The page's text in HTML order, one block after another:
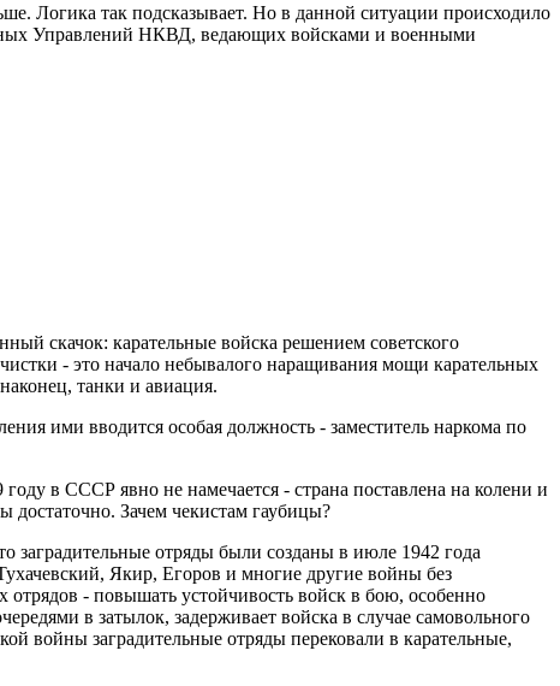
Логика так подсказывает. Но в данной ситуации происходило
Управлений НКВД, ведающих войсками и военными
скачок: карательные войска решением советского
- это начало небывалого наращивания мощи карательных
танки и авиация.
ими вводится особая должность - заместитель наркома по
явно не намечается - страна поставлена на колени и
Зачем чекистам гаубицы?
отряды были созданы в июле 1942 года
Якир, Егоров и многие другие войны без
- повышать устойчивость войск в бою, особенно
в затылок, задерживает войска в случае самовольного
войны заградительные отряды перековали в карательные,